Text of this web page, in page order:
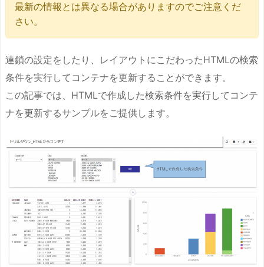
最新の情報とは異なる場合がありますのでご注意くだ
さい。
連鎖の設定をしたり、レイアウトにこだわったHTMLの検索
条件を実行してコンテナを更新することができます。
この記事では、HTMLで作成した検索条件を実行してコンテ
ナを更新するサンプルをご提供します。